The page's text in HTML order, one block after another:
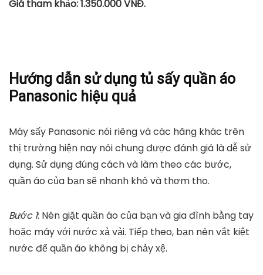
Máy sấy quần áo Sunhouse SHD2702 - 900W
mediamart.vn
TỚI NƠI BÁN